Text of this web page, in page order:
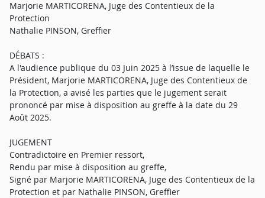
Marjorie MARTICORENA, Juge des Contentieux de la
Protection
Nathalie PINSON, Greffier
DÉBATS :
A l'audience publique du 03 Juin 2025 à l’issue de laquelle le
Président, Marjorie MARTICORENA, Juge des Contentieux de
la Protection, a avisé les parties que le jugement serait
prononcé par mise à disposition au greffe à la date du 29
Août 2025.
JUGEMENT
Contradictoire en Premier ressort,
Rendu par mise à disposition au greffe,
Signé par Marjorie MARTICORENA, Juge des Contentieux de la
Protection et par Nathalie PINSON, Greffier